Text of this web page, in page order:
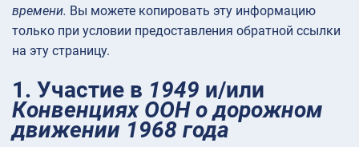
времени. Вы можете копировать эту информацию
только при условии предоставления обратной ссылки
на эту страницу.
1. Участие в 1949 и/или
Конвенциях ООН о дорожном
движении 1968 года